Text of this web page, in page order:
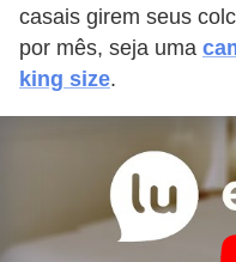
casais girem seus
por mês, seja uma
king size.